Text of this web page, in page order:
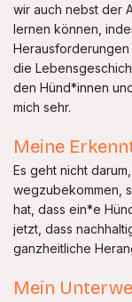
wir auch nebst der
lernen können,
die
den Hünd*innen
mich sehr.
Meine
Es geht nicht
wegzubekommen,
hat, dass ein*e
jetzt, dass
ganzheitliche
Mein